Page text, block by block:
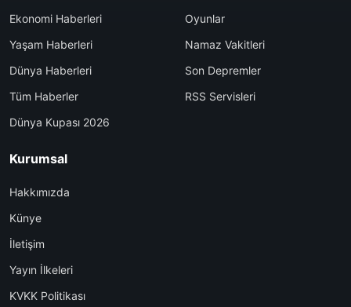
Ekonomi Haberleri
Yaşam Haberleri
Dünya Haberleri
Tüm Haberler
Dünya Kupası 2026
Oyunlar
Namaz Vakitleri
Son Depremler
RSS Servisleri
Kurumsal
Hakkımızda
Künye
İletişim
Yayın İlkeleri
KVKK Politikası